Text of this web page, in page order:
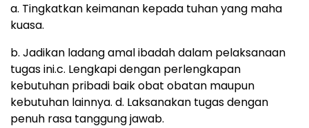
a. Tingkatkan keimanan kepada tuhan yang maha
kuasa.
b. Jadikan ladang amal ibadah dalam pelaksanaan
tugas ini.c. Lengkapi dengan perlengkapan
kebutuhan pribadi baik obat obatan maupun
kebutuhan lainnya. d. Laksanakan tugas dengan
penuh rasa tanggung jawab.